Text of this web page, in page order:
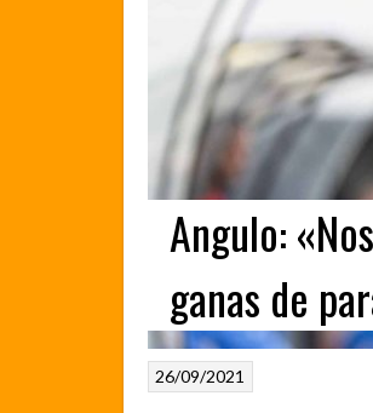
Angulo:
ganas de
26/09/2021